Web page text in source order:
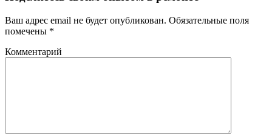
Ваш адрес email не будет опубликован. Обязательные поля
помечены *
Комментарий